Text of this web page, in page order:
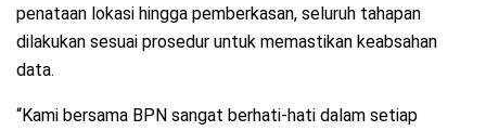
penataan lokasi hingga pemberkasan, seluruh tahapan
dilakukan sesuai prosedur untuk memastikan keabsahan
data.
“Kami bersama BPN sangat berhati-hati dalam setiap